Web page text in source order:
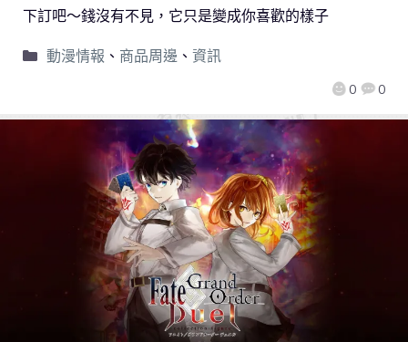
0 0
下訂吧～錢沒有不見，它只是變成你喜歡的樣子
動漫情報 、 商品周邊 、 資訊